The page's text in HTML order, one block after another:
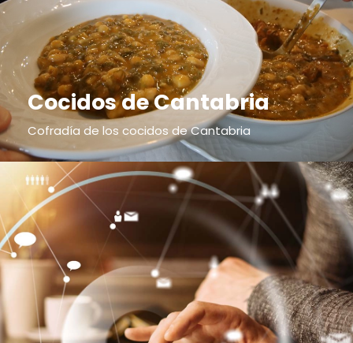
Cocidos de Cantabria
Cofradía de los cocidos de Cantabria